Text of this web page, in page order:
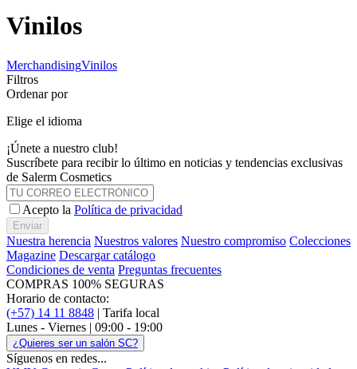
Vinilos
MerchandisingVinilos
Filtros
Ordenar por
Elige el idioma
¡Únete a nuestro club!
Suscríbete para recibir lo último en noticias y tendencias exclusivas
de Salerm Cosmetics
Acepto la Política de privacidad
Enviar
Nuestra herencia Nuestros valores Nuestro compromiso Colecciones
Magazine Descargar catálogo
Condiciones de venta Preguntas frecuentes
COMPRAS 100% SEGURAS
Horario de contacto:
(+57) 14 11 8848 | Tarifa local
Lunes - Viernes | 09:00 - 19:00
¿Quieres ser un salón SC?
Síguenos en redes...